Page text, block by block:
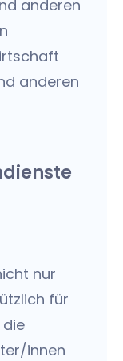
anderen
anderen
nur
für
die
innen